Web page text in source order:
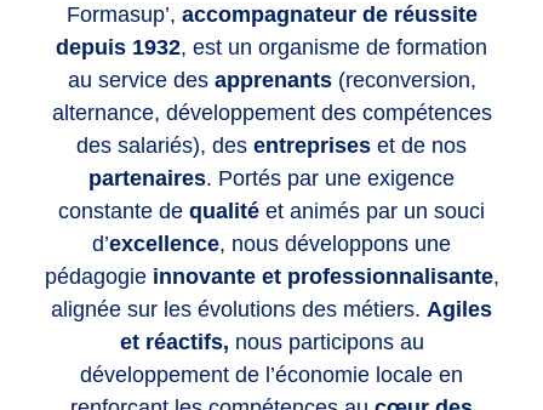
Formasup’, accompagnateur de réussite
depuis 1932, est un organisme de formation
au service des apprenants(reconversion,
alternance, développement des compétences
des salariés), des entreprises et de nos
partenaires. Portés par une exigence
constante de qualité et animés par un souci
d’excellence, nous développons une
pédagogie innovante et professionnalisante,
alignée sur les évolutions des métiers. Agiles
et réactifs, nous participons au
développement de l’économie locale en